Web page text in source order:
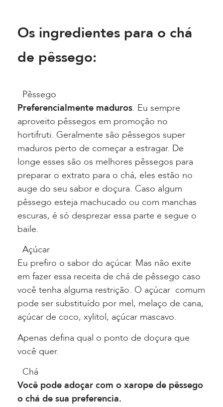
Os ingredientes para o chá
de pêssego:
Pêssego
Preferencialmente maduros. Eu sempre
aproveito pêssegos em promoção no
hortifruti. Geralmente são pêssegos super
maduros perto de começar a estragar. De
longe esses são os melhores pêssegos para
preparar o extrato para o chá, eles estão no
auge do seu sabor e doçura. Caso algum
pêssego esteja machucado ou com manchas
escuras, é só desprezar essa parte e segue o
baile.
Açúcar
Eu prefiro o sabor do açúcar. Mas não exite
em fazer essa receita de chá de pêssego caso
você tenha alguma restrição. O açúcar comum
pode ser substituído por mel, melaço de cana,
açúcar de coco, xylitol, açúcar mascavo.
Apenas defina qual o ponto de doçura que
você quer.
Chá
Você pode adoçar com o xarope de pêssego
o chá de sua preferencia.